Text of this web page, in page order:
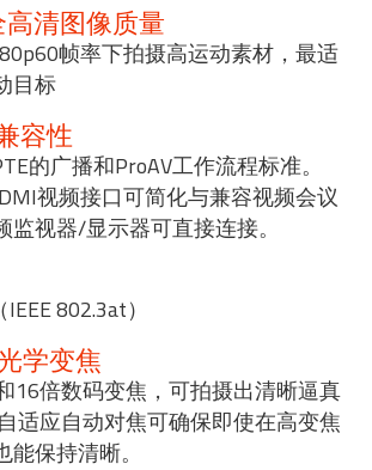
清图像质量
帧率下拍摄高运动素材，最适
目标
容性
的广播和ProAV工作流程标准。
视频接口可简化与兼容视频会议
监视器/显示器可直接连接。
802.3at）
学变焦
16倍数码变焦，可拍摄出清晰逼真
适应自动对焦可确保即使在高变焦
保持清晰。